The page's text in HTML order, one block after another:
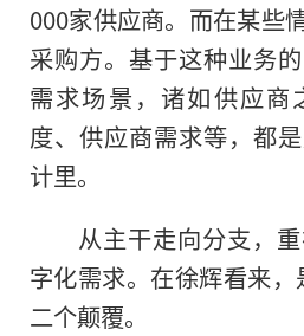
000家供应商。而在某些
采购方。基于这种业务
需求场景，诸如供应商
度、供应商需求等，都
计里。
从主干走向分支，
字化需求。在徐辉看来
二个颠覆。